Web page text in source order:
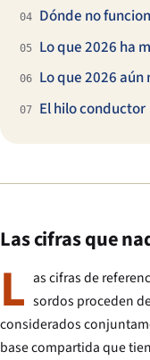
04 Dónde no
05 Lo que 2026 ha
06 Lo que 2026 aún
07 El hilo conductor
Las cifras que
L as cifras de
sordos proceden
considerados
base compartida que